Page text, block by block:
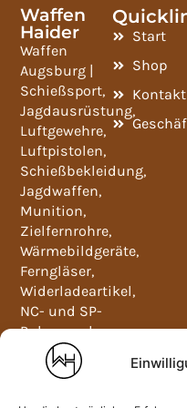
Waffen
Haider
Waffen
Augsburg |
Schießsport,
Jagdausrüstung,
Luftgewehre,
Luftpistolen,
Schießbekleidung,
Jagdwaffen,
Munition,
Zielfernrohre,
Wärmebildgeräte,
Ferngläser,
Widerladeartikel,
NC- und SP-
Pulver und
Waffenschränke.
Mo-Fr
Start
Shop
Kontakt